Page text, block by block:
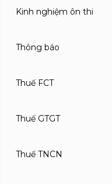
Kinh nghiệm ôn thi
Thông báo
Thuế FCT
Thuế GTGT
Thuế TNCN